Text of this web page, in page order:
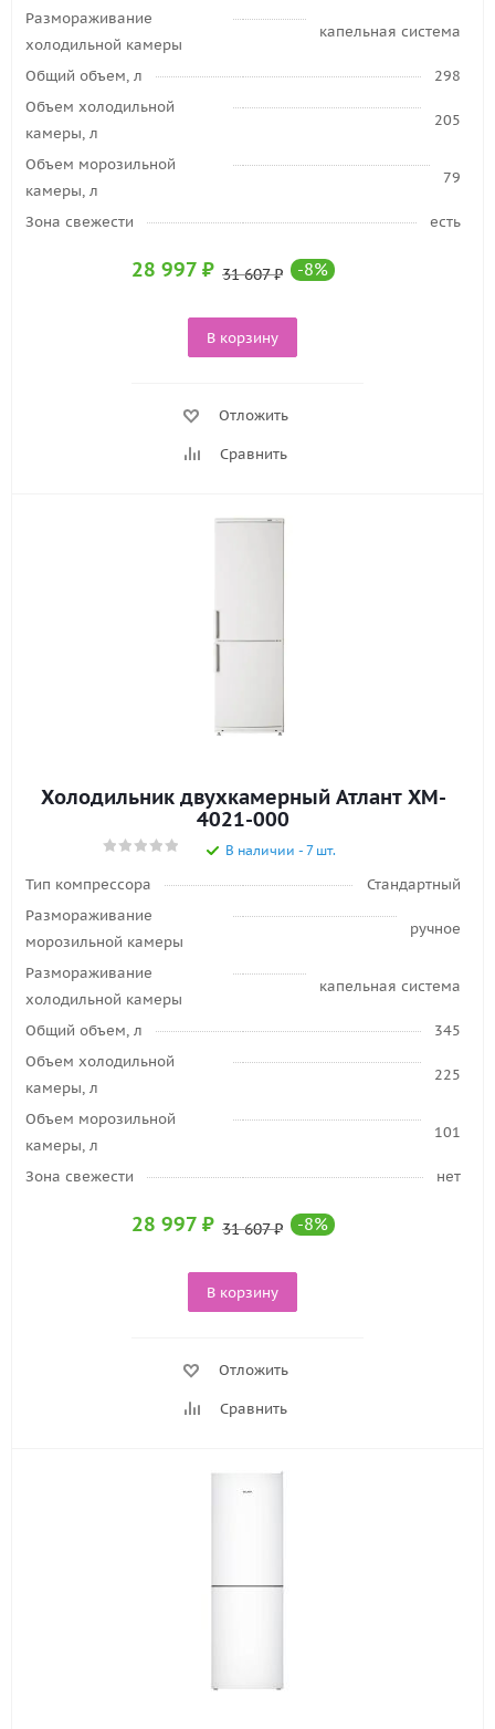
Размораживание
холодильной камеры
капельная система
Общий объем, л
298
Объем холодильной
камеры, л
205
Объем морозильной
камеры, л
79
Зона свежести есть
28 997 ₽ 31 607₽ -8%
В корзину
Отложить
Сравнить
Холодильник двухкамерный Атлант XM-
4021-000
В наличии - 7 шт.
Тип компрессора
Стандартный
Размораживание
морозильной камеры
ручное
Размораживание
холодильной камеры
капельная система
Общий объем, л
345
Объем холодильной
камеры, л
225
Объем морозильной
камеры, л
101
Зона свежести нет
28 997 ₽ 31 607₽ -8%
В корзину
Отложить
Сравнить